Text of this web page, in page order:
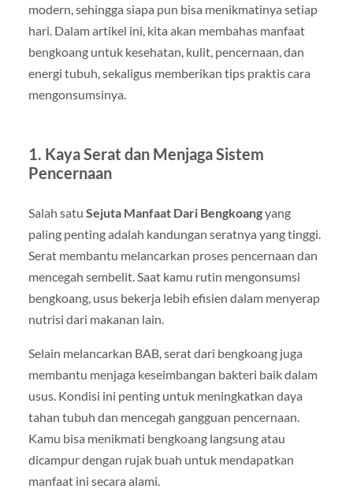
modern, sehingga siapa pun bisa menikmatinya setiap
hari. Dalam artikel ini, kita akan membahas manfaat
bengkoang untuk kesehatan, kulit, pencernaan, dan
energi tubuh, sekaligus memberikan tips praktis cara
mengonsumsinya.
1. Kaya Serat dan Menjaga Sistem
Pencernaan
Salah satu Sejuta Manfaat Dari Bengkoangyang
paling penting adalah kandungan seratnya yang tinggi.
Serat membantu melancarkan proses pencernaan dan
mencegah sembelit. Saat kamu rutin mengonsumsi
bengkoang, usus bekerja lebih efisien dalam menyerap
nutrisi dari makanan lain.
Selain melancarkan BAB, serat dari bengkoang juga
membantu menjaga keseimbangan bakteri baik dalam
usus. Kondisi ini penting untuk meningkatkan daya
tahan tubuh dan mencegah gangguan pencernaan.
Kamu bisa menikmati bengkoang langsung atau
dicampur dengan rujak buah untuk mendapatkan
manfaat ini secara alami.